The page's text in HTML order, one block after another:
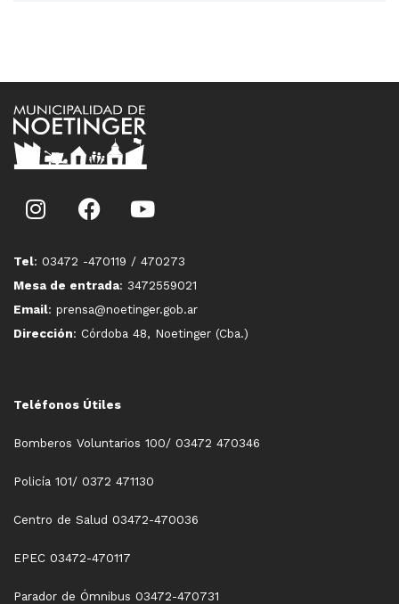
Tel: 03472 -470119 / 470273
Mesa de entrada: 3472559021
Email: prensa@noetinger.gob.ar
Dirección: Córdoba 48, Noetinger (Cba.)
Teléfonos Útiles
Bomberos Voluntarios 100/ 03472 470346
Policía 101/ 0372 471130
Centro de Salud 03472-470036
EPEC 03472-470117
Parador de Ómnibus 03472-470731